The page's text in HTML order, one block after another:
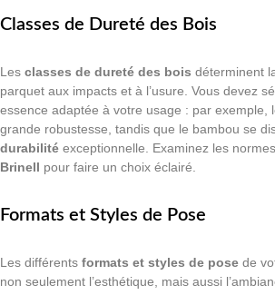
Classes de Dureté des Bois
Les classes de dureté des bois déterminent
parquet aux impacts et à l’usure. Vous devez
essence adaptée à votre usage : par exemple,
grande robustesse, tandis que le bambou se
durabilité exceptionnelle. Examinez les
Brinell pour faire un choix éclairé.
Formats et Styles de Pose
Les différents formats et styles de pose de
non seulement l’esthétique, mais aussi